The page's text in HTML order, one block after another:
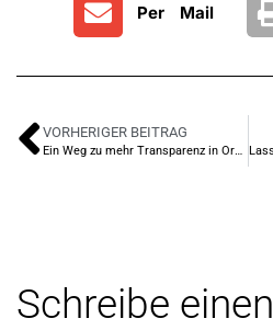
Per Mail
VORHERIGER BEITRAG
Ein Weg zu mehr Transparenz in Organisationen der Sozialwirtschaft
Schreibe einen